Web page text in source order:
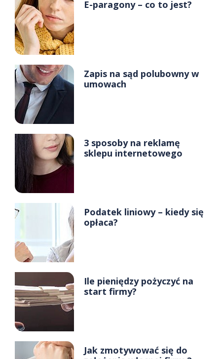
E-paragony – co to jest?
Zapis na sąd polubowny w
umowach
3 sposoby na reklamę
sklepu internetowego
Podatek liniowy – kiedy się
opłaca?
Ile pieniędzy pożyczyć na
start firmy?
Jak zmotywować się do